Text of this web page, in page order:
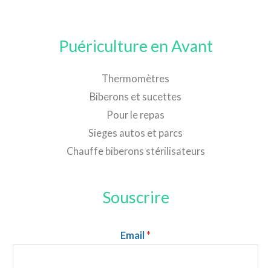
Puériculture en Avant
Thermomètres
Biberons et sucettes
Pour le repas
Sieges autos et parcs
Chauffe biberons stérilisateurs
Souscrire
Email *